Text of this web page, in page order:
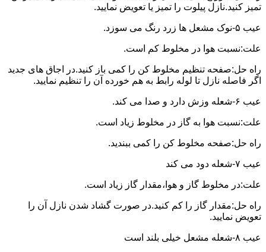
تمیز کنید.نازل پیلوت را تمیز یا تعویض نمایید.
عیب ۵-نوک مشعل ها زرد رنگ می سوزد.
علت:نسبت هوا در مخلوط کم است.
راه حل:صفحه تنظیم مخلوط کن را کمی باز کنید.در اجاق های جدید
اگر فاصله نازل تا لوله رابط به هم خورده آن را تنظیم نمایید.
عیب ۶-شعله وزش دارد و صدا می کند.
علت:نسبت هوا به گاز در مخلوط زیاد است.
راه حل:صفحه مخلوط کن را کمی ببندید.
عیب ۷-شعله دود می کند
علت:در مخلوط گاز و هوا،مقدار گاز زیاد است.
راه حل:مقدار گاز را کم کنید.در صورت گشاد شدن نازل آن را
تعویض نمایید.
عیب ۸-شعله مشعل خیلی بلند است